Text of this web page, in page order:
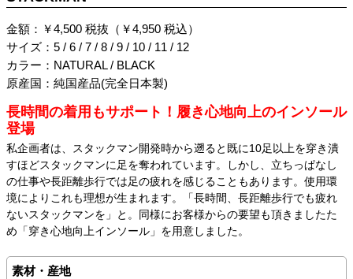
金額：￥4,500 税抜（￥4,950 税込）
サイズ：5 / 6 / 7 / 8 / 9 / 10 / 11 / 12
カラー：NATURAL / BLACK
原産国：純国産品(完全日本製)
長時間の着用もサポート！履き心地向上のインソール
登場
私企画者は、スタックマン開発時から遡ると既に10足以上を穿き潰
すほどスタックマンに足を奪われています。しかし、立ちっぱなし
の仕事や長距離歩行では足の疲れを感じることもあります。使用環
境によりこれも理想が生まれます。「長時間、長距離歩行でも疲れ
ないスタックマンを」と。同様にお客様からの要望も頂きましたた
め「穿き心地向上インソール」を用意しました。
素材・産地